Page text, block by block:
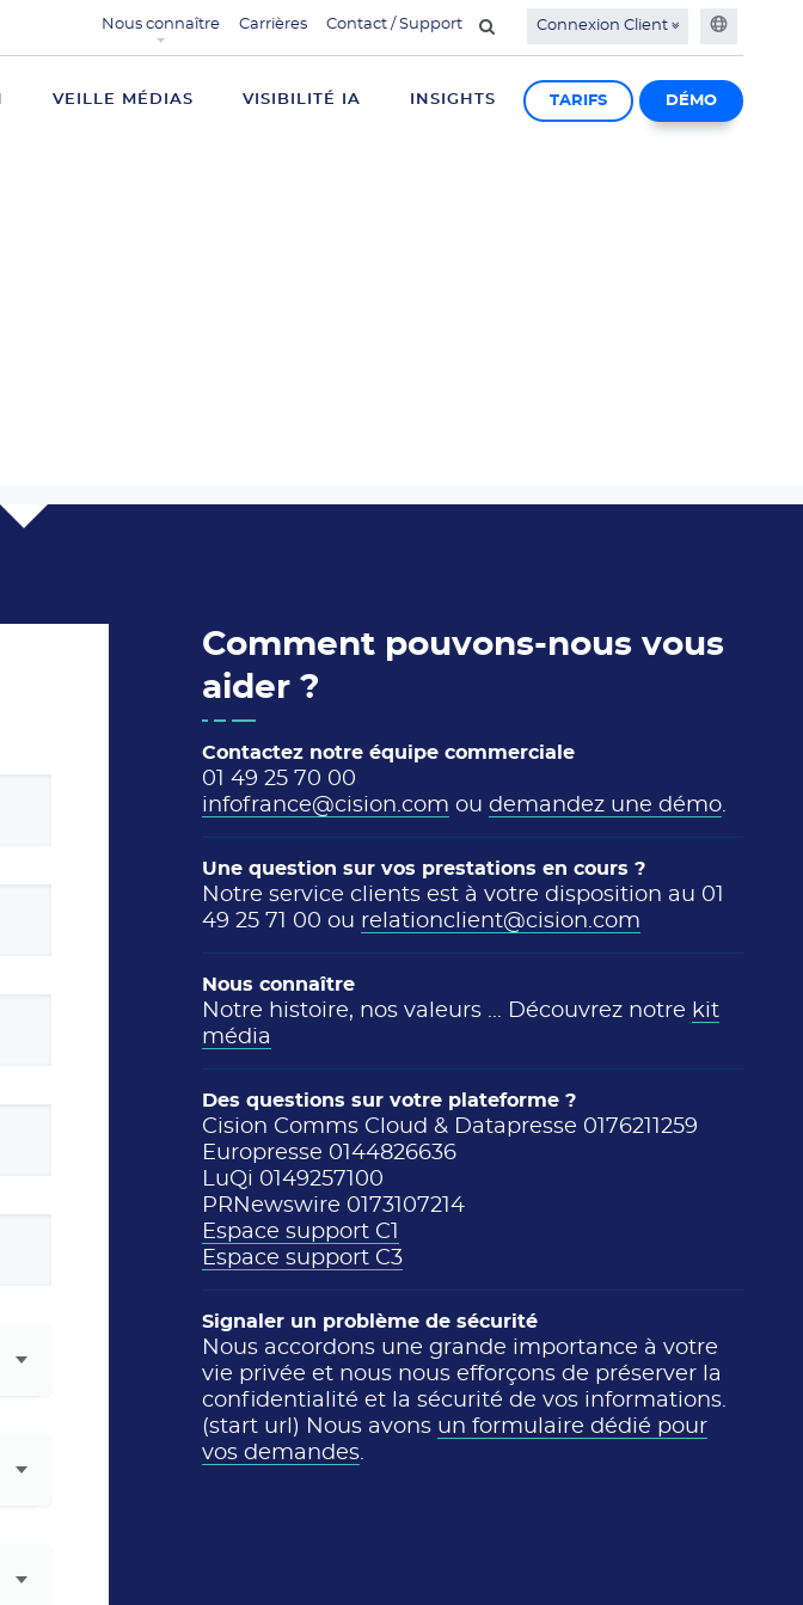
Nous connaître Carrières Contact / Support Connexion Client
VEILLE MÉDIAS VISIBILITÉ IA INSIGHTS TARIFS DÉMO
Comment pouvons-nous vous
aider ?
Contactez notre équipe commerciale
01 49 25 70 00
infofrance@cision.com oudemandez une démo.
Une question sur vos prestations en cours ?
Notre service clients est à votre disposition au 01
49 25 71 00 ou relationclient@cision.com
Nous connaître
Notre histoire, nos valeurs ... Découvrez notre kit
média
Des questions sur votre plateforme ?
Cision Comms Cloud & Datapresse 0176211259
Europresse 0144826636
LuQi 0149257100
PRNewswire 0173107214
Espace support C1
Espace support C3
Signaler un problème de sécurité
Nous accordons une grande importance à votre
vie privée et nous nous efforçons de préserver la
confidentialité et la sécurité de vos informations.
(start url) Nous avons un formulaire dédié pour
vos demandes.